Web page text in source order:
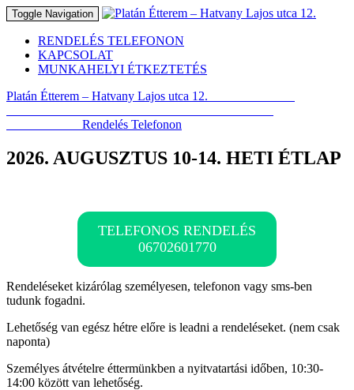
Toggle Navigation
RENDELÉS TELEFONON
KAPCSOLAT
MUNKAHELYI ÉTKEZTETÉS
Platán Étterem – Hatvany Lajos utca 12.
Rendelés Telefonon
2026.
AUGUSZTUS
2026. AUGUSZTUS 10-14. HETI ÉTLAP
TELEFONOS RENDELÉS
06702601770
Rendeléseket kizárólag személyesen, telefonon vagy sms-ben
tudunk fogadni.
Lehetőség van egész hétre előre is leadni a rendeléseket. (nem csak
naponta)
Személyes átvételre éttermünkben a nyitvatartási időben, 10:30-
14:00 között van lehetőség.